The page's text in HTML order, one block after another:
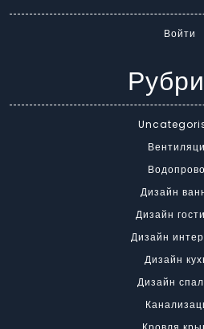
Войти
Дизайн
Дизайн
Дизайн
Дизайн
Дизайн